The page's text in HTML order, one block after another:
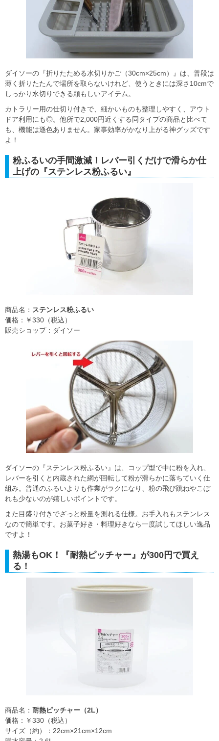
ダイソーの『折りたためる水切りかご（30cm×25cm）』は、普段は
薄く折りたたんで場所を取らないけれど、使うときには深さ10cmで
しっかり水切りできる頼もしいアイテム。
カトラリー用の仕切り付きで、細かいものも整理しやすく、アウト
ドア利用にも◎。他所で2,000円近くする同タイプの商品と比べて
も、機能は遜色ありません。家事効率がかなり上がる神グッズです
よ！
粉ふるいの手間激減！レバー引くだけで滑らか仕
上げの『ステンレス粉ふるい』
商品名： ステンレス粉ふるい
価格：￥330（税込）
販売ショップ：ダイソー
ダイソーの『ステンレス粉ふるい』は、コップ型で中に粉を入れ、
レバーを引くと内蔵された網が回転して粉が滑らかに落ちていく仕
組み。普通のふるいよりも作業がラクになり、粉の飛び跳ねやこぼ
れも少ないのが嬉しいポイントです。
また目盛り付きでざっと粉量を測れる仕様。お手入れもステンレス
なので簡単です。お菓子好き・料理好きなら一度試してほしい逸品
ですよ！
熱湯もOK！『耐熱ピッチャー』が300円で買え
る！
商品名： 耐熱ピッチャー（2L）
価格：￥330（税込）
サイズ（約）：22cm×21cm×12cm